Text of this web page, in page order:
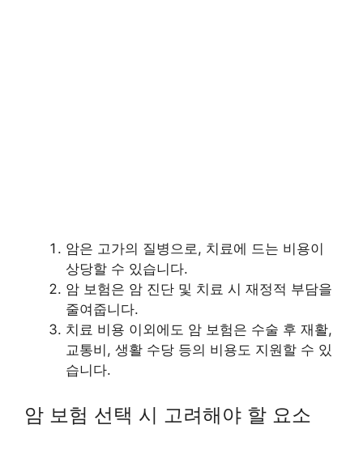
암은 고가의 질병으로, 치료에 드는 비용이
상당할 수 있습니다.
암 보험은 암 진단 및 치료 시 재정적 부담을
줄여줍니다.
치료 비용 이외에도 암 보험은 수술 후 재활,
교통비, 생활 수당 등의 비용도 지원할 수 있
습니다.
암 보험 선택 시 고려해야 할 요소